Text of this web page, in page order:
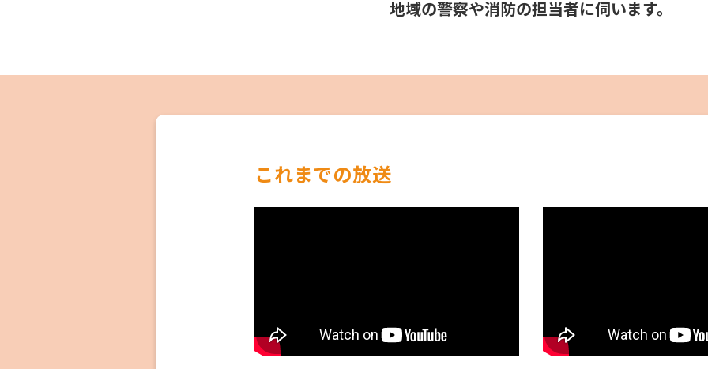
地域の警察や消防の担当者に伺います。
これまでの放送